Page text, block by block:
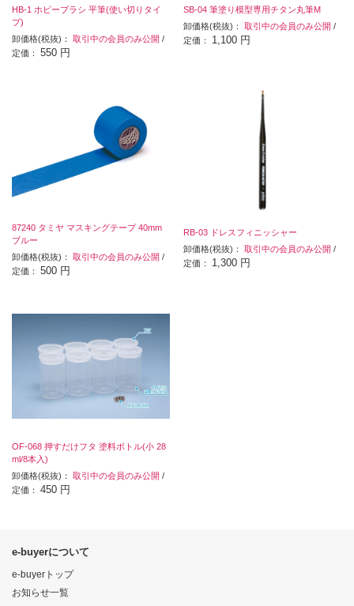
HB-1 ホビーブラシ 平筆(使い切りタイ
プ)
卸価格(税抜)： 取引中の会員のみ公開 /
定価： 550 円
SB-04 筆塗り模型専用チタン丸筆M
卸価格(税抜)：取引中の会員のみ公開 /
定価： 1,100 円
87240 タミヤ マスキングテープ 40mm
ブルー
卸価格(税抜)： 取引中の会員のみ公開 /
定価： 500 円
RB-03 ドレスフィニッシャー
卸価格(税抜)：取引中の会員のみ公開 /
定価： 1,300 円
OF-068 押すだけフタ 塗料ボトル(小 28
ml/8本入)
卸価格(税抜)： 取引中の会員のみ公開 /
定価： 450 円
e-buyerについて
e-buyerトップ
お知らせ一覧